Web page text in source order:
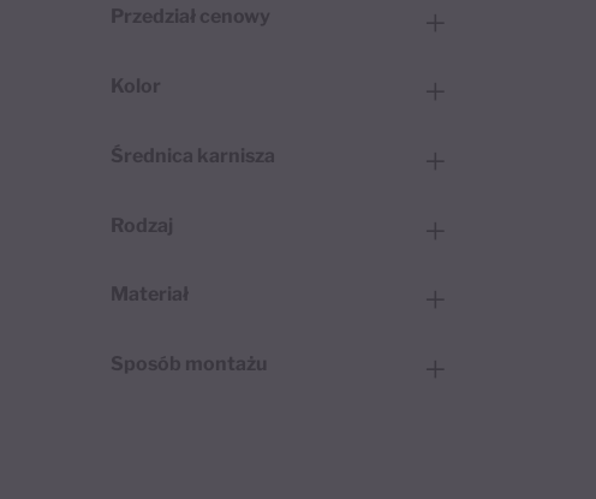
Przedział cenowy
Kolor
Średnica karnisza
Rodzaj
Materiał
Sposób montażu